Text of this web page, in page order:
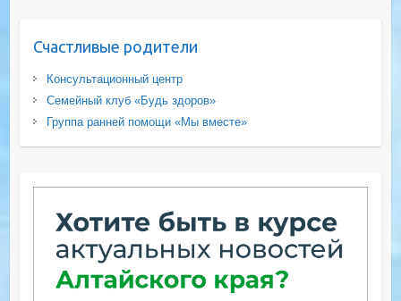
Счастливые родители
Консультационный центр
Семейный клуб «Будь здоров»
Группа ранней помощи «Мы вместе»